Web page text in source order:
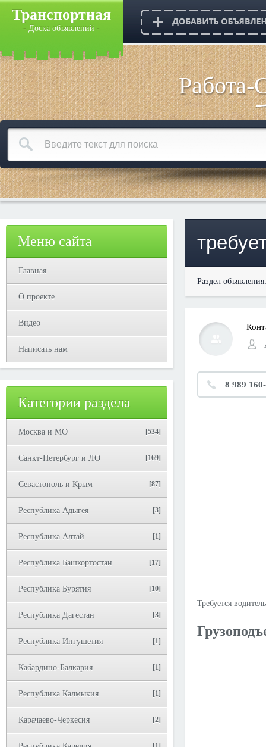
Транспортная
- Доска объявлений -
Меню сайта
Главная
О проекте
Видео
Написать нам
Категории раздела
Москва и МО [534]
Санкт-Петербург и ЛО [169]
Севастополь и Крым [87]
Республика Адыгея [3]
Республика Алтай [1]
Республика Башкортостан [17]
Республика Бурятия [10]
Республика Дагестан [3]
Республика Ингушетия [1]
Кабардино-Балкария [1]
Республика Калмыкия [1]
Карачаево-Черкесия [2]
Раздел
8 989
Требуется